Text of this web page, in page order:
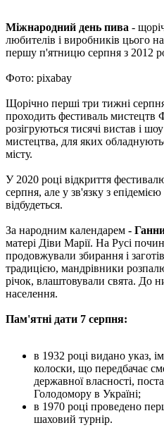
Міжнародний день пива -
любителів і виробників цього
першу п'ятницю серпня з 2012
Фото: pixabay
Щорічно перші три тижні
проходить фестиваль мистецтв
розігруються тисячі вистав і
мистецтва, для яких
місту.
У 2020 році відкриття
серпня, але у зв'язку з
відбудеться.
За народним календарем -
матері Діви Марії. На Русі
продовжували збирання і
традицією, мандрівники
річок, влаштовували свята. До
населення.
Пам'ятні дати 7 серпня:
в 1932 році видано указ,
колоски, що передбачає
державної власності,
Голодомору в Україні;
в 1970 році проведено
шаховий турнір.